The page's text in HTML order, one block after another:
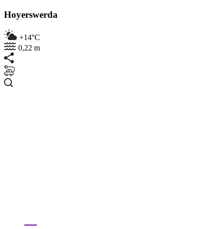
Hoyerswerda
+14°C
0,22 m